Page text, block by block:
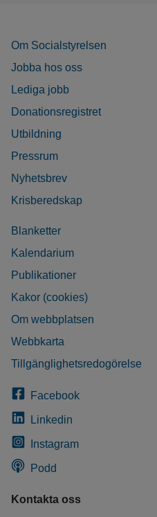
Om Socialstyrelsen
Jobba hos oss
Lediga jobb
Donationsregistret
Utbildning
Pressrum
Nyhetsbrev
Krisberedskap
Blanketter
Kalendarium
Publikationer
Kakor (cookies)
Om webbplatsen
Webbkarta
Tillgänglighetsredogörelse
Facebook
Linkedin
Instagram
Podd
Kontakta oss